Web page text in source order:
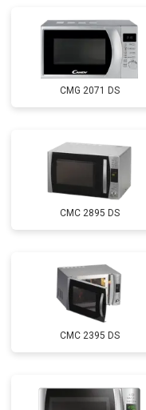
CMG 2071 DS
CMC 2895 DS
CMC 2395 DS